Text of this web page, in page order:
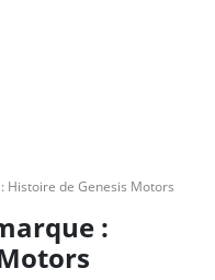
Histoire de Genesis Motors
: